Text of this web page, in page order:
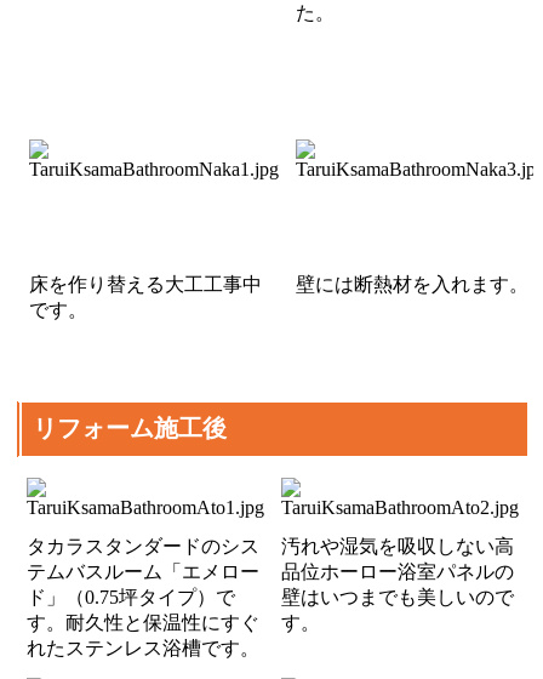
た。
床を作り替える大工工事中
です。
壁には断熱材を入れます。
リフォーム施工後
タカラスタンダードのシス
テムバスルーム「エメロー
ド」（0.75坪タイプ）で
す。耐久性と保温性にすぐ
れたステンレス浴槽です。
汚れや湿気を吸収しない高
品位ホーロー浴室パネルの
壁はいつまでも美しいので
す。